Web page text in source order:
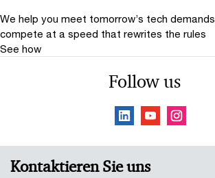
We help you meet tomorrow’s tech demands
compete at a speed that rewrites the rules
See how
Follow us
Kontaktieren Sie uns